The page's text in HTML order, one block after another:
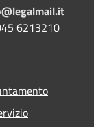
6213210